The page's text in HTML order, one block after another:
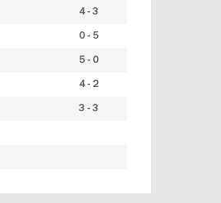
4 - 3
0 - 5
5 - 0
4 - 2
3 - 3